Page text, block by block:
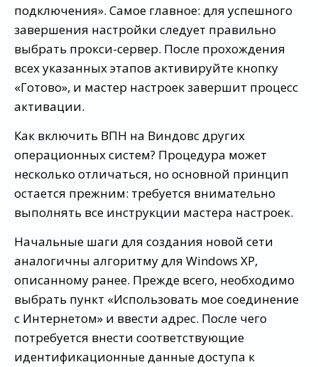
подключения». Самое главное: для успешного
завершения настройки следует правильно
выбрать прокси-сервер. После прохождения
всех указанных этапов активируйте кнопку
«Готово», и мастер настроек завершит процесс
активации.
Как включить ВПН на Виндовс других
операционных систем? Процедура может
несколько отличаться, но основной принцип
остается прежним: требуется внимательно
выполнять все инструкции мастера настроек.
Начальные шаги для создания новой сети
аналогичны алгоритму для Windows ХР,
описанному ранее. Прежде всего, необходимо
выбрать пункт «Использовать мое соединение
с Интернетом» и ввести адрес. После чего
потребуется внести соответствующие
идентификационные данные доступа к